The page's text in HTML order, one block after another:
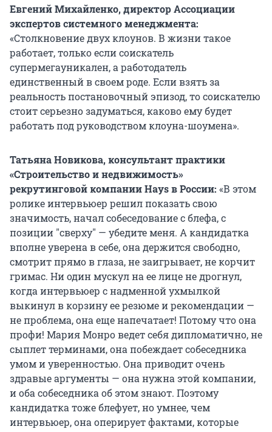
Евгений Михайленко, директор Ассоциации
экспертов системного менеджмента:
«Столкновение двух клоунов. В жизни такое
работает, только если соискатель
супермегауникален, а работодатель
единственный в своем роде. Если взять за
реальность постановочный эпизод, то соискателю
стоит серьезно задуматься, каково ему будет
работать под руководством клоуна-шоумена».
Татьяна Новикова, консультант практики
«Строительство и недвижимость»
рекрутинговой компании Hays в России: «В этом
ролике интервьюер решил показать свою
значимость, начал собеседование с блефа, с
позиции "сверху" — убедите меня. А кандидатка
вполне уверена в себе, она держится свободно,
смотрит прямо в глаза, не заигрывает, не корчит
гримас. Ни один мускул на ее лице не дрогнул,
когда интервьюер с надменной ухмылкой
выкинул в корзину ее резюме и рекомендации —
не проблема, она еще напечатает! Потому что она
профи! Мария Монро ведет себя дипломатично, не
сыплет терминами, она побеждает собеседника
умом и уверенностью. Она приводит очень
здравые аргументы — она нужна этой компании,
и оба собеседника об этом знают. Поэтому
кандидатка тоже блефует, но умнее, чем
интервьюер, она оперирует фактами, которые